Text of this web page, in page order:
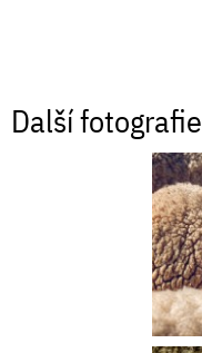
Další fotografie